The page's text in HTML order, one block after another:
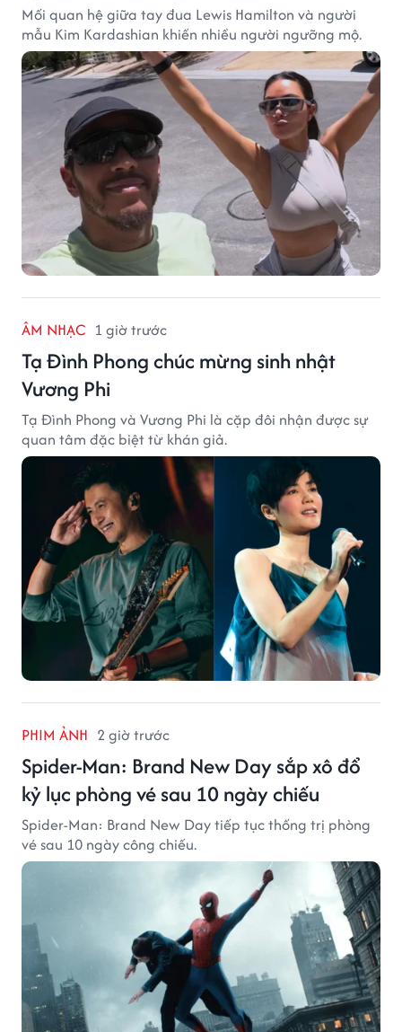
Mối quan hệ giữa tay đua Lewis Hamilton và người
mẫu Kim Kardashian khiến nhiều người ngưỡng mộ.
ÂM NHẠC 1 giờ trước
Tạ Đình Phong chúc mừng sinh nhật
Vương Phi
Tạ Đình Phong và Vương Phi là cặp đôi nhận được sự
quan tâm đặc biệt từ khán giả.
PHIM ẢNH 2 giờ trước
Spider-Man: Brand New Day sắp xô đổ
kỷ lục phòng vé sau 10 ngày chiếu
Spider-Man: Brand New Day tiếp tục thống trị phòng
vé sau 10 ngày công chiếu.